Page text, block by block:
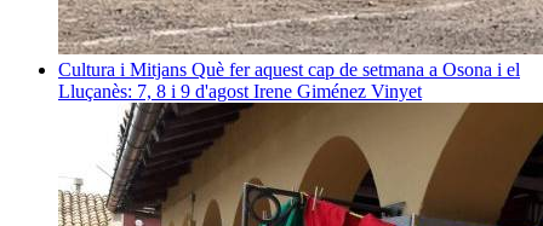
Cultura i Mitjans Què fer aquest cap de setmana a Osona i el
Lluçanès: 7, 8 i 9 d'agost Irene Giménez Vinyet